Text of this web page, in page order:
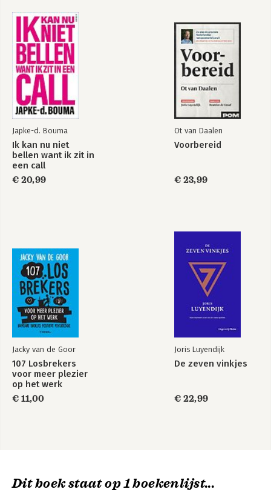
Huh?!
Omdenken in
opvoeding
Bekijk alle boeken
Japke-d. Bouma
Ik kan nu niet
bellen want ik zit in
een call
€ 20,99
Ot van Daalen
Voorbereid
€ 23,99
Jacky van de Goor
107 Losbrekers
voor meer plezier
op het werk
€ 11,00
Joris Luyendijk
De zeven vinkjes
€ 22,99
Dit boek staat op 1 boekenlijst...